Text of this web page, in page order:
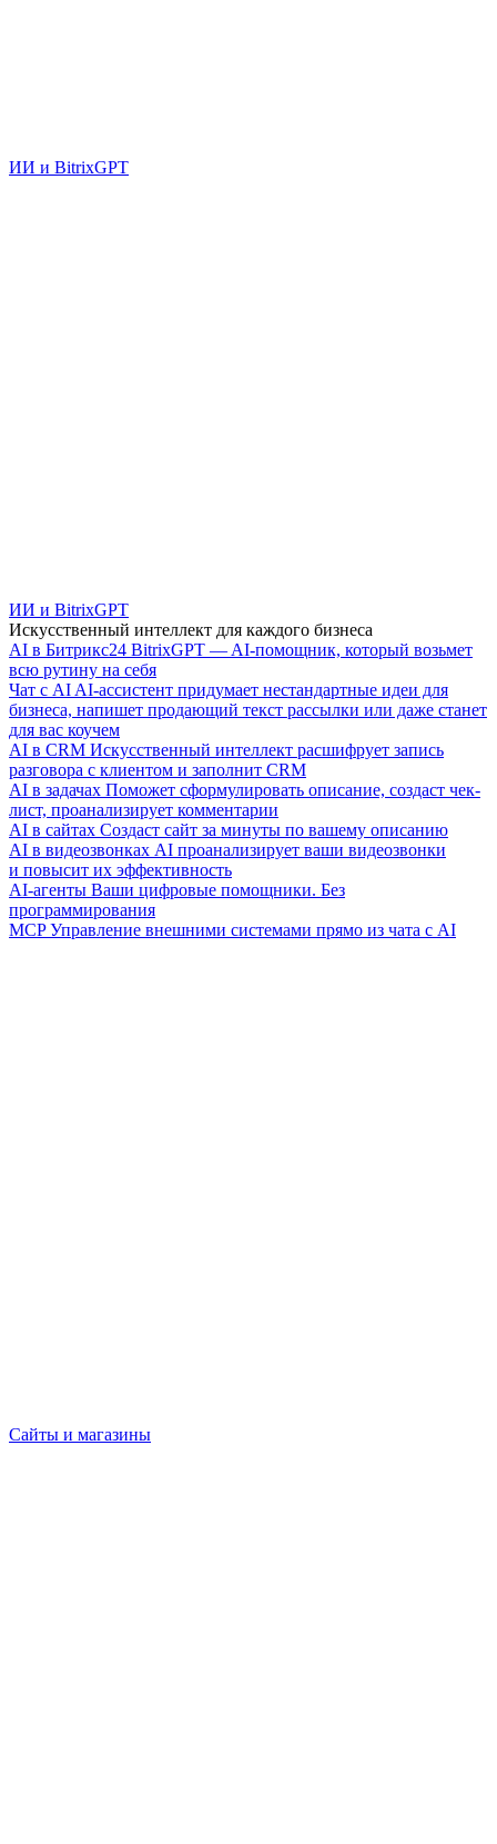
ИИ и BitrixGPT
ИИ и BitrixGPT
Искусственный интеллект для каждого бизнеса
AI в Битрикс24 BitrixGPT — AI-помощник, который возьмет
всю рутину на себя
Чат с AI AI-ассистент придумает нестандартные идеи для
бизнеса, напишет продающий текст рассылки или даже станет
для вас коучем
AI в CRM Искусственный интеллект расшифрует запись
разговора с клиентом и заполнит CRM
AI в задачах Поможет сформулировать описание, создаст чек-
лист, проанализирует комментарии
AI в сайтах Создаст сайт за минуты по вашему описанию
AI в видеозвонках AI проанализирует ваши видеозвонки
и повысит их эффективность
AI-агенты Ваши цифровые помощники. Без
программирования
MCP Управление внешними системами прямо из чата с AI
Сайты и магазины